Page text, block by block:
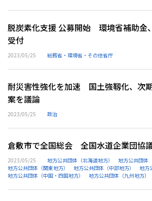
脱炭素化支援 公募開始 環境省補助金
受付
2023/05/25 総務省・環境省・その他省庁
耐災害性強化を加速 国土強靱化、次
案を議論
2023/05/25 政治
倉敷市で全国総会 全国水道企業団協
2023/05/25 地方公共団体（北海道地方）
地方公共団体
地方公共団体（関東地方）
地方公共団体（中部地方）
地方
地方公共団体（中国・四国地方）
地方公共団体（九州地方）